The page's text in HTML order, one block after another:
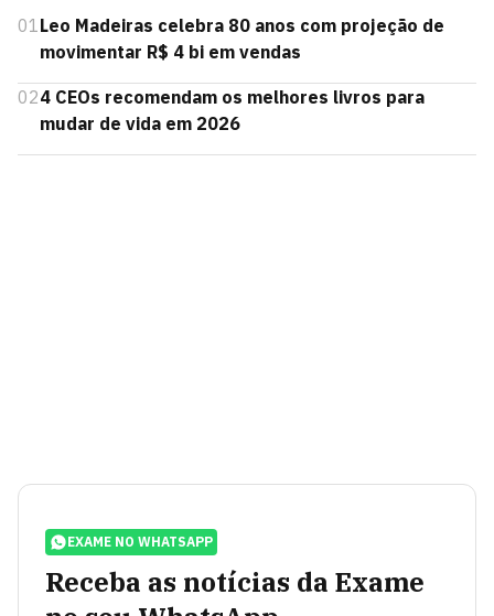
01Leo Madeiras celebra 80 anos com projeção de
movimentar R$ 4 bi em vendas
024 CEOs recomendam os melhores livros para
mudar de vida em 2026
EXAME NO WHATSAPP
Receba as notícias da Exame